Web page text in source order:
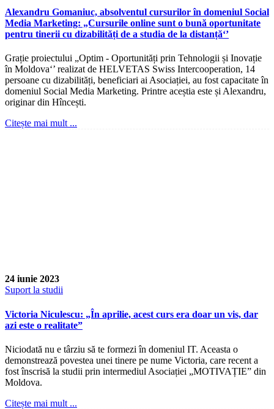
Alexandru Gomaniuc, absolventul cursurilor în domeniul Social
Media Marketing: „Cursurile online sunt o bună oportunitate
pentru tinerii cu dizabilități de a studia de la distanță‘’
Grație proiectului „Optim - Oportunități prin Tehnologii și Inovație
în Moldova‘’ realizat de HELVETAS Swiss Intercooperation, 14
persoane cu dizabilități, beneficiari ai Asociației, au fost capacitate în
domeniul Social Media Marketing. Printre aceștia este și Alexandru,
originar din Hîncești.
Citește mai mult ...
24 iunie 2023
Suport la studii
Victoria Niculescu: „În aprilie, acest curs era doar un vis, dar
azi este o realitate”
Niciodată nu e târziu să te formezi în domeniul IT. Aceasta o
demonstrează povestea unei tinere pe nume Victoria, care recent a
fost înscrisă la studii prin intermediul Asociației „MOTIVAȚIE” din
Moldova.
Citește mai mult ...